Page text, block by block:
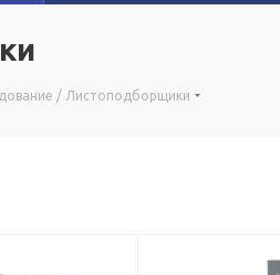
/ Листоподборщики